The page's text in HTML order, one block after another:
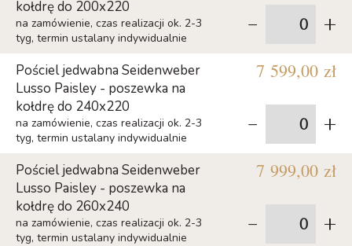
kołdrę do 200x220
na zamówienie, czas realizacji ok. 2-3
tyg, termin ustalany indywidualnie
- +
Pościel jedwabna Seidenweber
Lusso Paisley - poszewka na
kołdrę do 240x220
na zamówienie, czas realizacji ok. 2-3
tyg, termin ustalany indywidualnie
7 599,00 zł
- +
Pościel jedwabna Seidenweber
Lusso Paisley - poszewka na
kołdrę do 260x240
na zamówienie, czas realizacji ok. 2-3
tyg, termin ustalany indywidualnie
7 999,00 zł
- +